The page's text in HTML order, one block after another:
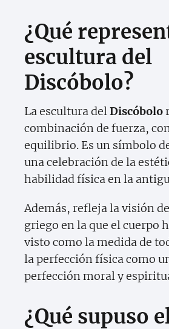
¿Qué
escultura del
Discóbolo?
La escultura delDiscóbolo
combinación de fuerza,
equilibrio. Es un símbolo
una celebración de la
habilidad física en la
Además, refleja la visión
griego en la que el cuerpo
visto como la medida de
la perfección física como
perfección moral y
¿Qué supuso